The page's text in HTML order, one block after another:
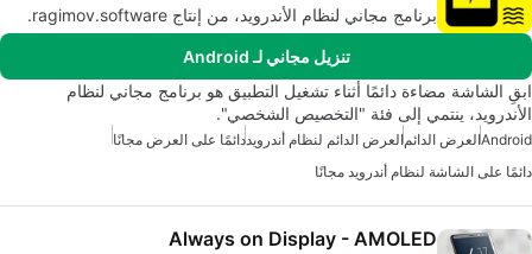
برنامج مجاني لنظام الأندرويد، من إنتاج ragimov.software.
تنزيل مجاني لـ Android
ابقِ الشاشة مضاءة دائمًا أثناء تشغيل التطبيق هو برنامج مجاني لنظام
الأندرويد، ينتمي إلى فئة "التخصيص الشخصي".
Androidالعرض الدائمالعرض الدائم لنظام أندرويددائمًا على العرض مجانًا
دائمًا على الشاشة لنظام أندرويد مجانًا
Always on Display - AMOLED